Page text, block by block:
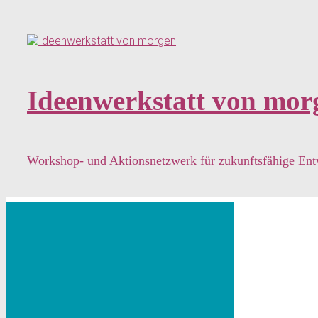
springen
Ideenwerkstatt von
Workshop- und Aktionsnetzwerk für zukunftsfähige